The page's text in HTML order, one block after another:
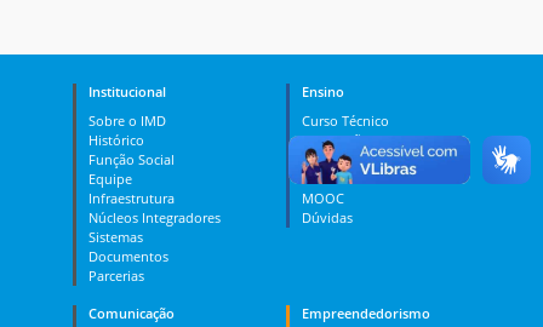
Institucional
Sobre o IMD
Histórico
Função Social
Equipe
Infraestrutura
Núcleos Integradores
Sistemas
Documentos
Parcerias
Ensino
Curso Técnico
Graduação
Pós-graduação
PES
MOOC
Dúvidas
Comunicação
Empreendedorismo